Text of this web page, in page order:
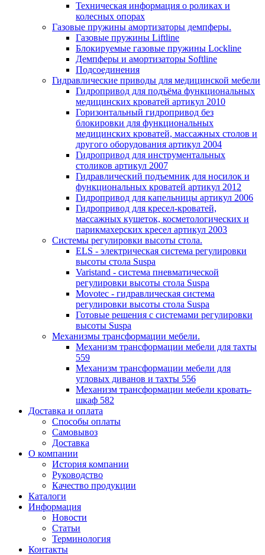
Техническая информация о роликах и
колесных опорах
Газовые пружины амортизаторы демпферы.
Газовые пружины Liftline
Блокируемые газовые пружины Lockline
Демпферы и амортизаторы Softline
Подсоединения
Гидравлические приводы для медицинской мебели
Гидропривод для подъёма функциональных
медицинских кроватей артикул 2010
Горизонтальный гидропривод без
блокировки для функциональных
медицинских кроватей, массажных столов и
другого оборудования артикул 2004
Гидропривод для инструментальных
столиков артикул 2007
Гидравлический подъемник для носилок и
функциональных кроватей артикул 2012
Гидропривод для капельницы артикул 2006
Гидропривод для кресел-кроватей,
массажных кушеток, косметологических и
парикмахерских кресел артикул 2003
Системы регулировки высоты стола.
ELS - электрическая система регулировки
высоты стола Suspa
Varistand - система пневматической
регулировки высоты стола Suspa
Movotec - гидравлическая система
регулировки высоты стола Suspa
Готовые решения с системами регулировки
высоты Suspa
Механизмы трансформации мебели.
Механизм трансформации мебели для тахты
559
Механизм трансформации мебели для
угловых диванов и тахты 556
Механизм трансформации мебели кровать-
шкаф 582
Доставка и оплата
Способы оплаты
Самовывоз
Доставка
О компании
История компании
Руководство
Качество продукции
Каталоги
Информация
Новости
Статьи
Терминология
Контакты